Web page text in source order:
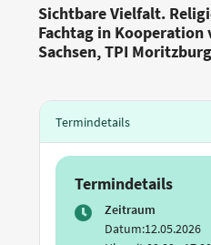
Sichtbare Vielfalt.
Fachtag in Kooperation
Sachsen, TPI Moritzburg
Termindetails
Termindetails
Zeitraum
Datum:12.05.2026